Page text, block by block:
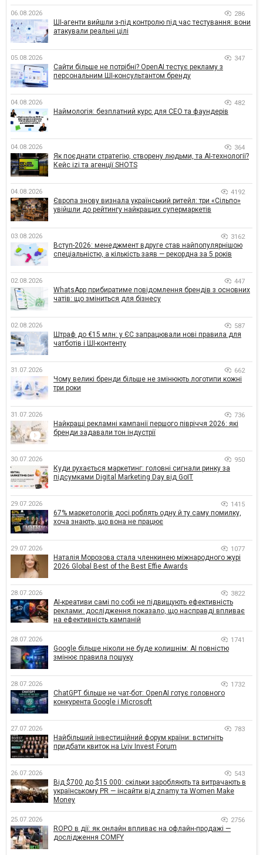
06.08.2026 286
ШІ-агенти вийшли з-під контролю під час тестування: вони
атакували реальні цілі
05.08.2026 347
Сайти більше не потрібні? OpenAI тестує рекламу з
персональним ШІ-консультантом бренду
04.08.2026 482
Наймологія: безплатний курс для CEO та фаундерів
04.08.2026 364
Як поєднати стратегію, створену людьми, та AI-технології?
Кейс izi та агенції SHOTS
04.08.2026 4192
Європа знову визнала український ритейл: три «Сільпо»
увійшли до рейтингу найкращих супермаркетів
03.08.2026 3162
Вступ-2026: менеджмент вдруге став найпопулярнішою
спеціальністю, а кількість заяв — рекордна за 5 років
02.08.2026 447
WhatsApp прибиратиме повідомлення брендів з основних
чатів: що зміниться для бізнесу
02.08.2026 587
Штраф до €15 млн: у ЄС запрацювали нові правила для
чатботів і ШІ-контенту
31.07.2026 662
Чому великі бренди більше не змінюють логотипи кожні
три роки
31.07.2026 736
Найкращі рекламні кампанії першого півріччя 2026: які
бренди задавали тон індустрії
30.07.2026 950
Куди рухається маркетинг: головні сигнали ринку за
підсумками Digital Marketing Day від GoIT
29.07.2026 1415
67% маркетологів досі роблять одну й ту саму помилку,
хоча знають, що вона не працює
29.07.2026 1077
Наталія Морозова стала членкинею міжнародного журі
2026 Global Best of the Best Effie Awards
28.07.2026 3822
AI-креативи самі по собі не підвищують ефективність
реклами: дослідження показало, що насправді впливає
на ефективність кампаній
28.07.2026 1741
Google більше ніколи не буде колишнім: AI повністю
змінює правила пошуку
28.07.2026 1732
ChatGPT більше не чат-бот: OpenAI готує головного
конкурента Google і Microsoft
27.07.2026 783
Найбільший інвестиційний форум країни: встигніть
придбати квиток на Lviv Invest Forum
26.07.2026 543
Від $700 до $15 000: скільки заробляють та витрачають в
українському PR — інсайти від znamy та Women Make
Money
25.07.2026 2756
ROPO в дії: як онлайн впливає на офлайн-продажі —
дослідження COMFY